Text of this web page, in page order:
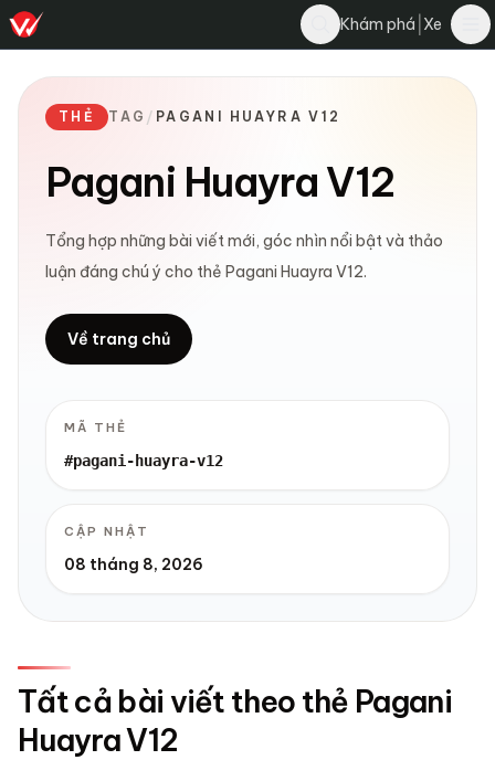
Khám phá Xe
THẺ TAG / PAGANI HUAYRA V12
Pagani Huayra V12
Tổng hợp những bài viết mới, góc nhìn nổi bật và thảo
luận đáng chú ý cho thẻ Pagani Huayra V12.
Về trang chủ
MÃ THẺ
#pagani-huayra-v12
CẬP NHẬT
08 tháng 8, 2026
Tất cả bài viết theo thẻ Pagani
Huayra V12